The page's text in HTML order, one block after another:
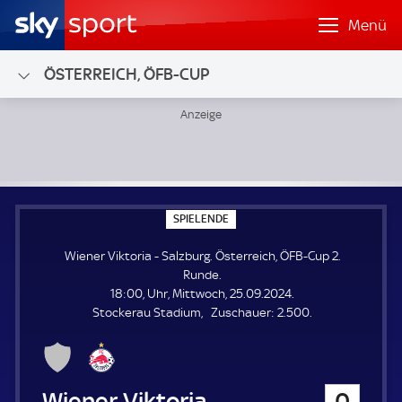
Menü
ÖSTERREICH, ÖFB-CUP
SPIELENDE
P
E
N
E
Wiener Viktoria - Salzburg. Österreich, ÖFB-Cup 2.
Runde.
18:00, Uhr, Mittwoch, 25.09.2024.
Stockerau Stadium
Zuschauer: Z
2.500.